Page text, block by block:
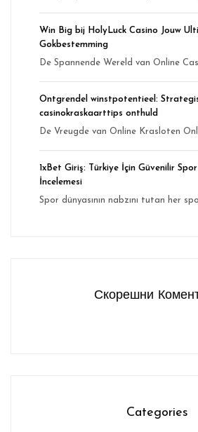
Win Big bij HolyLuck Casino Jouw
Gokbestemming
De Spannende Wereld van Online
Ontgrendel winstpotentieel:
casinokraskaarttips onthuld
De Vreugde van Online Krasloten
1xBet Giriş: Türkiye İçin Güvenilir
İncelemesi
Spor dünyasının nabzını tutan her
Скорешни
Categories